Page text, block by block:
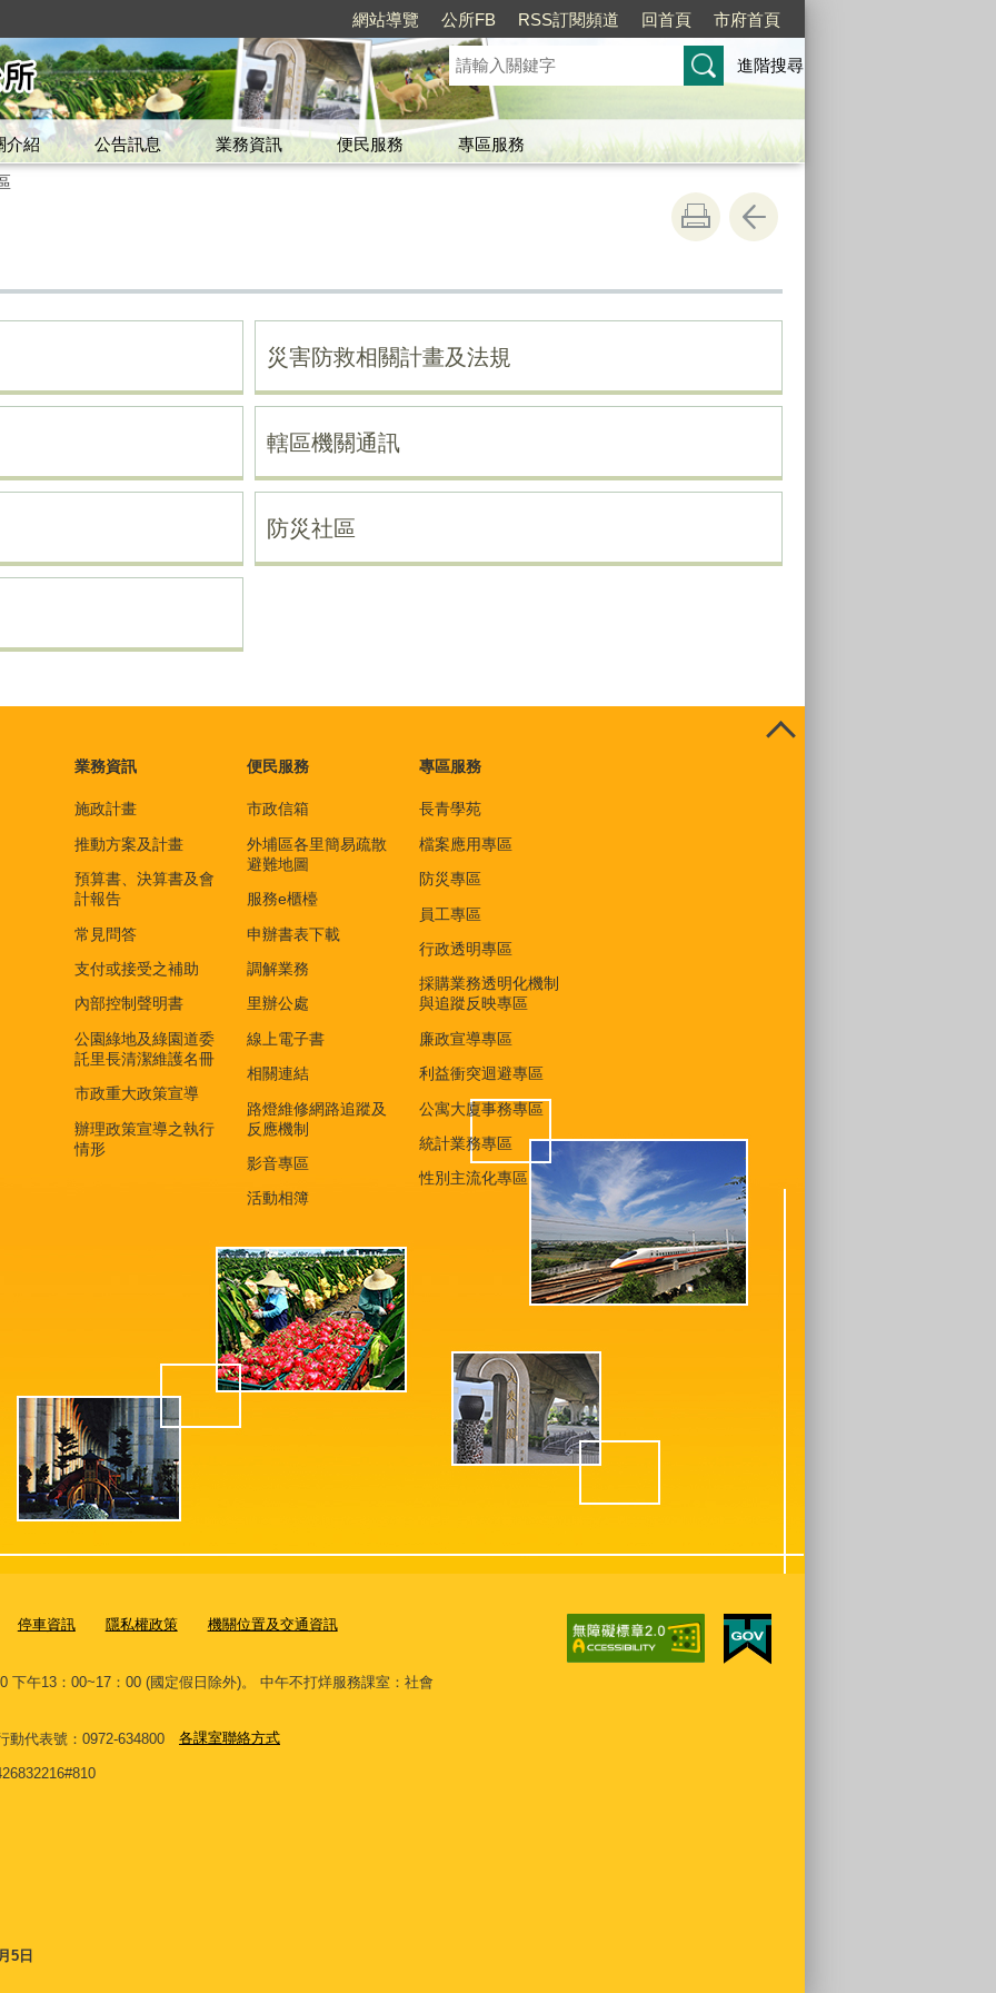
網站導覽 公所FB RSS訂閱頻道 回首頁 市府首頁
進階搜尋
介紹 公告訊息 業務資訊 便民服務
專區服務
災害防救相關計畫及法規
轄區機關通訊
防災社區
業務資訊
施政計畫
推動方案及計畫
預算書、決算書及會
計報告
常見問答
支付或接受之補助
內部控制聲明書
公園綠地及綠園道委
託里長清潔維護名冊
市政重大政策宣導
辦理政策宣導之執行
情形
便民服務
市政信箱
外埔區各里簡易疏散
避難地圖
服務e櫃檯
申辦書表下載
調解業務
里辦公處
線上電子書
相關連結
路燈維修網路追蹤及
反應機制
影音專區
活動相簿
專區服務
長青學苑
檔案應用專區
防災專區
員工專區
行政透明專區
採購業務透明化機制
與追蹤反映專區
廉政宣導專區
利益衝突迴避專區
公寓大廈事務專區
統計業務專區
性別主流化專區
停車資訊 隱私權政策 機關位置及交通資訊
下午13：00~17：00 (國定假日除外)。 中午不打烊服務課室：社會
動代表號：0972-634800 各課室聯絡方式
5日